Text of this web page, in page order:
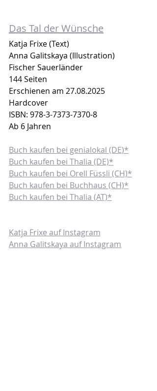
Das Tal der Wünsche
Katja Frixe (Text)
Anna Galitskaya (Illustration)
Fischer Sauerländer
144 Seiten
Erschienen am 27.08.2025
Hardcover
ISBN: 978-3-7373-7370-8
Ab 6 Jahren
Buch kaufen bei genialokal (DE)*
Buch kaufen bei Thalia (DE)*
Buch kaufen bei Orell Füssli (CH)*
Buch kaufen bei Buchhaus (CH)*
Buch kaufen bei Thalia (AT)*
Katja Frixe auf Instagram
Anna Galitskaya auf Instagram